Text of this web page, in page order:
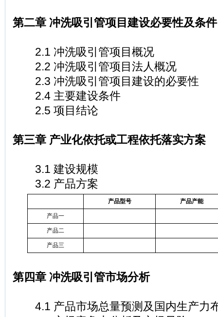
第二章 冲洗吸引管项目建设必要性及条件
2.1 冲洗吸引管项目概况
2.2 冲洗吸引管项目法人概况
2.3 冲洗吸引管项目建设的必要性
2.4 主要建设条件
2.5 项目结论
第三章 产业化依托或工程依托落实方案
3.1 建设规模
3.2 产品方案
产品型号 产品产能
产品一
产品二
产品三
第四章 冲洗吸引管市场分析
4.1 产品市场总量预测及国内生产力